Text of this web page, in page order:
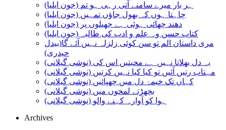
ہر بار میرے سامنے آتی رہی ہو تم (جون ایلیا)
چاہتا ہوں کہ بھول جاؤں تمہیں (جون ایلیا)
دھند چھائی ہوئی ہے جھیلوں پر (جون ایلیا)
کتاب حسن وہ علم و ادب کی طالبہ (جون ایلیا)
مری داستان الم تو سن کوئی زلزلہ نہیں آئے گا(بیدل
حیدری)
یہ دل بھلاتا نہیں ہے محبتیں اس کی (نوشی گیلانی)
مہتاب رتیں آئیں تو کیا کیا نہیں کرتیں (نوشی گیلانی)
کہاں تک خیمۂ دل میں چھپائیں (نوشی گیلانی)
بچھڑتے لمحوں میں (نوشی گیلانی)
ہوا کو آوارہ کہنے والو (نوشی گیلانی)
Archives